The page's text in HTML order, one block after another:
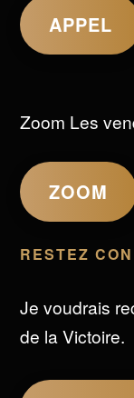
APPEL
Zoom Les
ZOOM
RESTEZ
Je voudrais
de la Victoire.